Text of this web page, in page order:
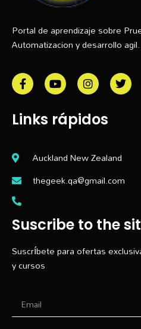
Portal de aprendizaje sobre
Automatizacion y desarrollo agil.
Links rápidos
Auckland New Zealand
thegeek.qa@gmail.com
Suscribe to the
Suscríbete para ofertas
y cursos